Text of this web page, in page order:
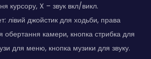
курсору, X – звук вкл/викл.
лівий джойстик для ходьби, права
обертання камери, кнопка стрибка для
для меню, кнопка музики для звуку.